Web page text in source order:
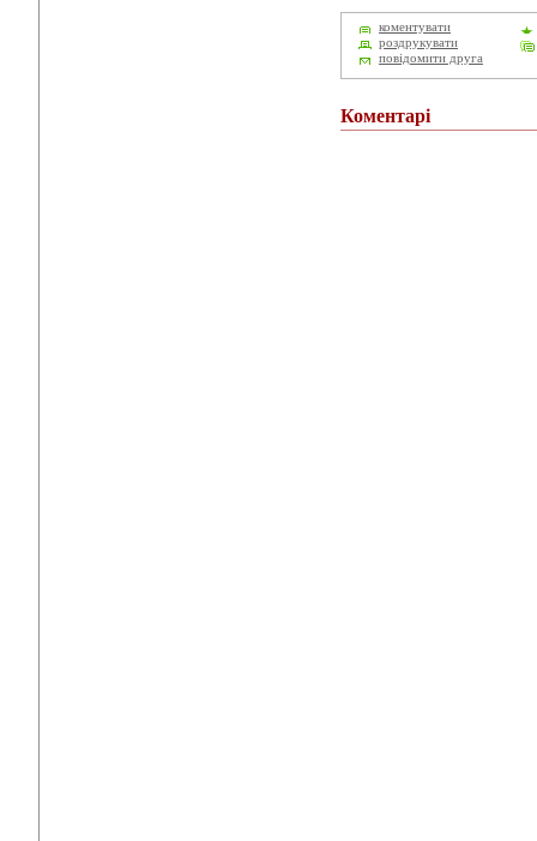
коментувати
роздрукувати
повідомити друга
Коментарі